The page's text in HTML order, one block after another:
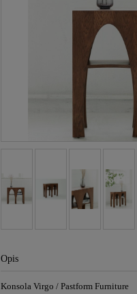
Opis
Konsola Virgo / Pastform Furniture